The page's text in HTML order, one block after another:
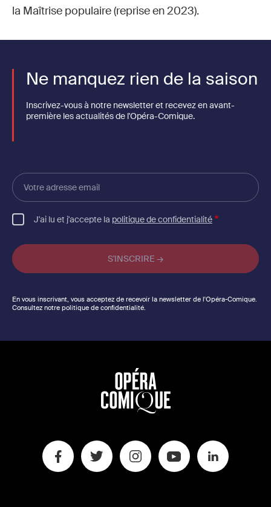
la Maîtrise populaire (reprise en 2023).
Ne manquez rien de la saison
Inscrivez-vous à notre newsletter et recevez en avant-
première les actualités de l'Opéra-Comique.
Votre
adresse
email
J'ai lu et j'accepte la politique de confidentialité
En vous inscrivant, vous acceptez de recevoir la newsletter de l'Opéra-Comique.
Consultez notre politique de confidentialité.